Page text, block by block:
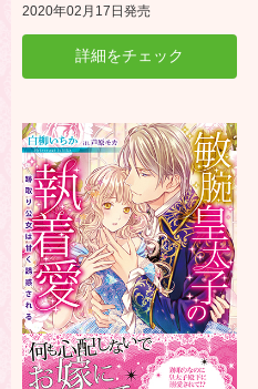
2020年02月17日発売
詳細をチェック